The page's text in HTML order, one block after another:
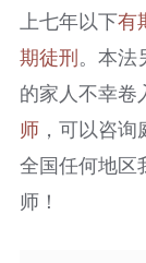
上七年以下有
期徒刑。本法
的家人不幸卷
师，可以咨询
全国任何地区
师！